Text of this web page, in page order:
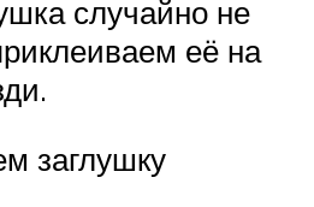
случайно не
её на
заглушку